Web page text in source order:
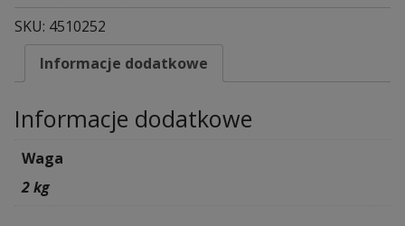
SKU: 4510252
Informacje dodatkowe
Informacje dodatkowe
Waga
2 kg